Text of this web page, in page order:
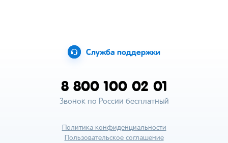
Служба поддержки
8 800 100 02 01
Звонок по России бесплатный
Политика конфиденциальности
Пользовательское соглашение